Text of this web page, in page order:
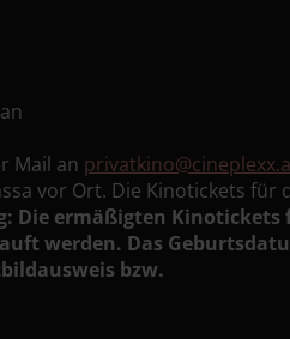
Mail an
vor Ort. Die Kinotickets für
Die ermäßigten Kinotickets
werden. Das
bzw.